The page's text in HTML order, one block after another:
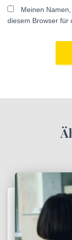
Meinen
diesem Browser für